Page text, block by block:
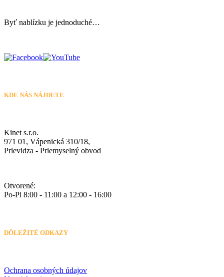
Byť nablízku je jednoduché…
KDE NÁS NÁJDETE
Kinet s.r.o.
971 01, Vápenická 310/18,
Prievidza - Priemyselný obvod
Otvorené:
Po-Pi 8:00 - 11:00 a 12:00 - 16:00
DÔLEŽITÉ ODKAZY
Ochrana osobných údajov